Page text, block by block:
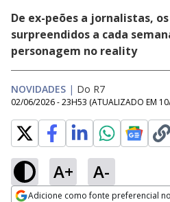
De ex-peões a jornalistas,
surpreendidos a cada
personagem no reality
NOVIDADES | Do R7
02/06/2026 - 23H53 (ATUALIZADO EM
A+ A-
Adicione como fonte preferencial